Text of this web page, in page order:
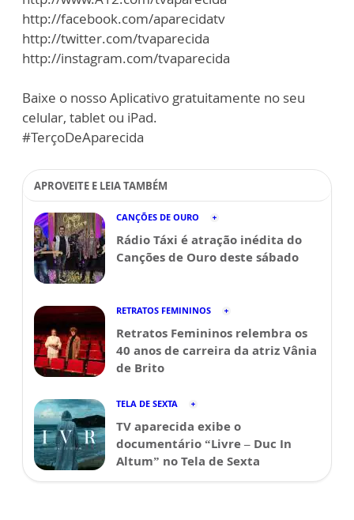
http://facebook.com/aparecidatv
http://twitter.com/tvaparecida
http://instagram.com/tvaparecida
Baixe o nosso Aplicativo gratuitamente no seu
celular, tablet ou iPad.
#TerçoDeAparecida
APROVEITE E LEIA TAMBÉM
CANÇÕES DE OURO
Rádio Táxi é atração inédita do
Canções de Ouro deste sábado
RETRATOS FEMININOS
Retratos Femininos relembra os
40 anos de carreira da atriz Vânia
de Brito
TELA DE SEXTA
TV aparecida exibe o
documentário “Livre – Duc In
Altum” no Tela de Sexta